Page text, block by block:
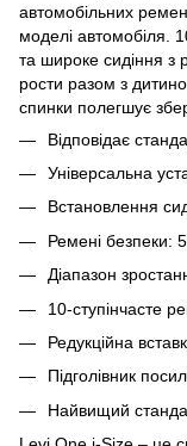
автомобільних
моделі автомобіля.
та широке сидіння з
рости разом з
спинки полегшує
Відповідає
Універсальна
Встановлення
Ремені безпеки:
Діапазон
10-ступінчасте
Редукційна
Підголівник
Найвищий